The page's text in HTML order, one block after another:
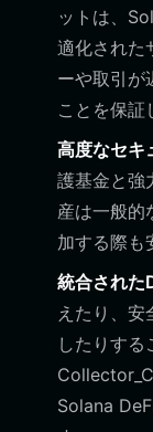
ットは、
適化された
ーや取引が
ことを保証
高度なセキ
護基金と強
産は一般的
加する際も
統合された
えたり、安
したりす
Solana